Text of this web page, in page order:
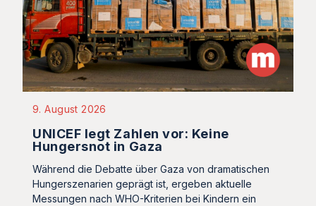
9. August 2026
UNICEF legt Zahlen vor: Keine
Hungersnot in Gaza
Während die Debatte über Gaza von dramatischen
Hungerszenarien geprägt ist, ergeben aktuelle
Messungen nach WHO-Kriterien bei Kindern ein